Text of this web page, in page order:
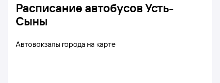
Расписание автобусов Усть-
Сыны
Автовокзалы города на карте